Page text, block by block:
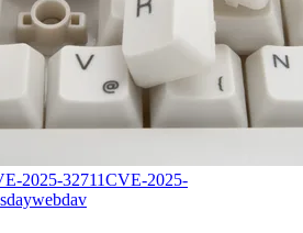
2025-32711CVE-2025-
webdav